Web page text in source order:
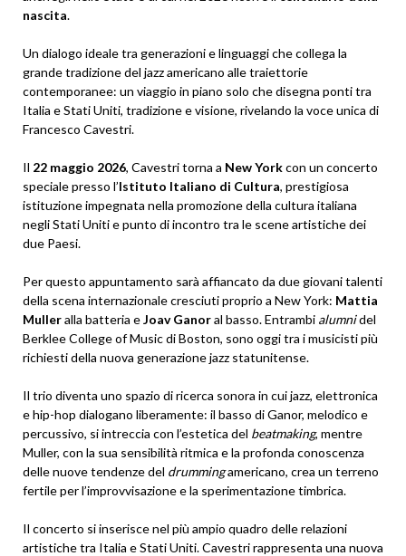
nascita.
Un dialogo ideale tra generazioni e linguaggi che collega la
grande tradizione del jazz americano alle traiettorie
contemporanee: un viaggio in piano solo che disegna ponti tra
Italia e Stati Uniti, tradizione e visione, rivelando la voce unica di
Francesco Cavestri.
Il 22 maggio 2026, Cavestri torna a New Yorkcon un concerto
speciale presso l’Istituto Italiano di Cultura, prestigiosa
istituzione impegnata nella promozione della cultura italiana
negli Stati Uniti e punto di incontro tra le scene artistiche dei
due Paesi.
Per questo appuntamento sarà affiancato da due giovani talenti
della scena internazionale cresciuti proprio a New York: Mattia
Mulleralla batteria eJoav Ganoral basso. Entrambi alumnidel
Berklee College of Music di Boston, sono oggi tra i musicisti più
richiesti della nuova generazione jazz statunitense.
Il trio diventa uno spazio di ricerca sonora in cui jazz, elettronica
e hip-hop dialogano liberamente: il basso di Ganor, melodico e
percussivo, si intreccia con l’estetica del beatmaking, mentre
Muller, con la sua sensibilità ritmica e la profonda conoscenza
delle nuove tendenze del drummingamericano, crea un terreno
fertile per l’improvvisazione e la sperimentazione timbrica.
Il concerto si inserisce nel più ampio quadro delle relazioni
artistiche tra Italia e Stati Uniti. Cavestri rappresenta una nuova